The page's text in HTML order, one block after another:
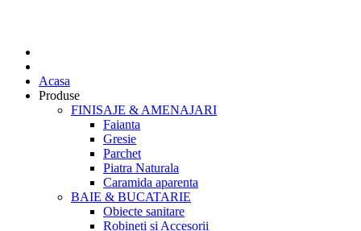
Acasa
Produse
FINISAJE & AMENAJARI
Faianta
Gresie
Parchet
Piatra Naturala
Caramida aparenta
BAIE & BUCATARIE
Obiecte sanitare
Robineti si Accesorii